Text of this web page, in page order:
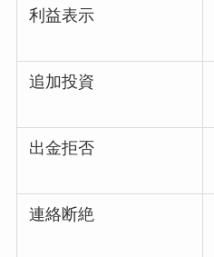
利益表示
追加投資
出金拒否
連絡断絶